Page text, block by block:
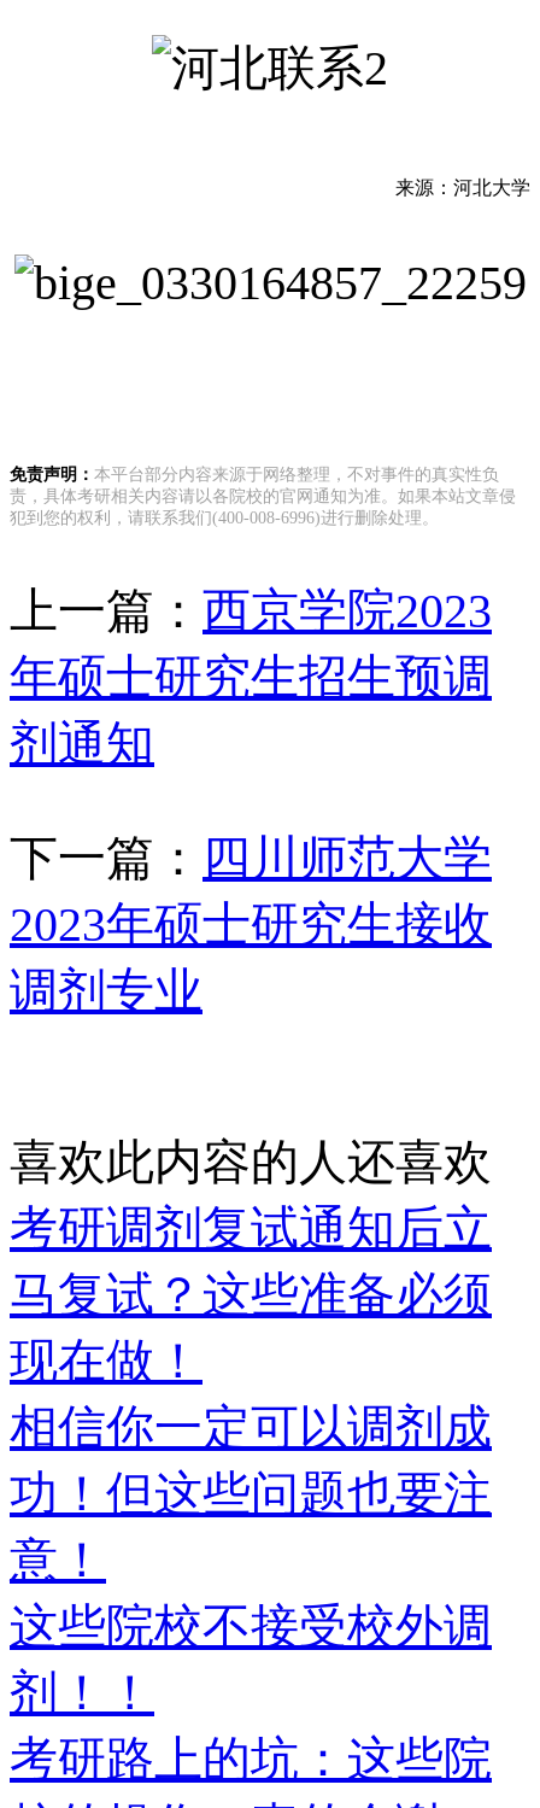
来源：河北大学
免责声明： 本平台部分内容来源于网络整理，不对事件的真实性负
责，具体考研相关内容请以各院校的官网通知为准。如果本站文章侵
犯到您的权利，请联系我们(400-008-6996)进行删除处理。
上一篇： 西京学院2023
年硕士研究生招生预调
剂通知
下一篇： 四川师范大学
2023年硕士研究生接收
调剂专业
喜欢此内容的人还喜欢
考研调剂复试通知后立
马复试？这些准备必须
现在做！
相信你一定可以调剂成
功！但这些问题也要注
意！
这些院校不接受校外调
剂！！
考研路上的坑：这些院